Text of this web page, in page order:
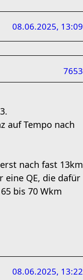
08.06.2025, 13:09
7653
auf Tempo nach
nach fast 13km
eine QE, die dafür
bis 70 Wkm
08.06.2025, 13:22